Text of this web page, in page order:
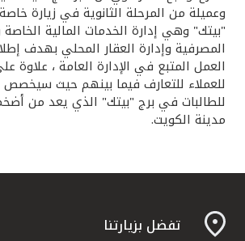
وعميلة من المرحلة الثانوية في زيارة
"بيتك" وهي إدارة الخدمات المالية الخاصة
المصرفية وإدارة العقار المحلي بهدف
العمل المتبع في الإدارة العامة ، علاوة
للعملاء للتعارف فيما بينهم حيث سيخصص
للطالبات في برج "بيتك" الذي يعد من
مدينة الكويت.
تفضل بزيارتنا